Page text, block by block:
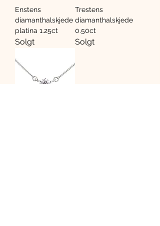
Enstens
diamanthalskjede
platina 1.25ct
Solgt
Trestens
diamanthalskjede
0.50ct
Solgt